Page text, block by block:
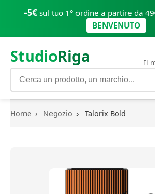
-5€sul tuo 1° ordine a partire da
BENVENUTO
StudioRiga Il
Home › Negozio › Talorix Bold